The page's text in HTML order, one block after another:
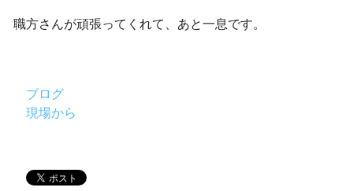
職方さんが頑張ってくれて、あと一息です。
ブログ
現場から